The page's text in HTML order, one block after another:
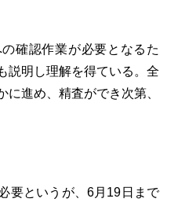
確認作業が必要となるた
説明し理解を得ている。全
進め、精査ができ次第、
要というが、6月19日まで